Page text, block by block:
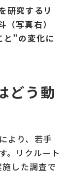
研究するリ
写真右）
と”の変化に
どう動
より、若手
。リクルート
した調査で